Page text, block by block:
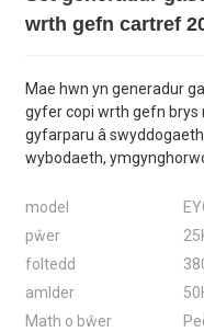
wrth gefn cartref
Mae hwn yn generadur
gyfer copi wrth gefn brys
gyfarparu â
wybodaeth,
model
pŵer
foltedd
amlder
Math o bŵer